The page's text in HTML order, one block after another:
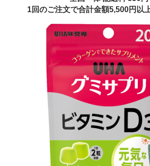
1回のご注文で合計金額5,500円以